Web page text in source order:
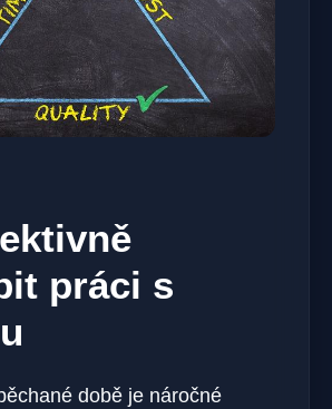
práci s
době je náročné